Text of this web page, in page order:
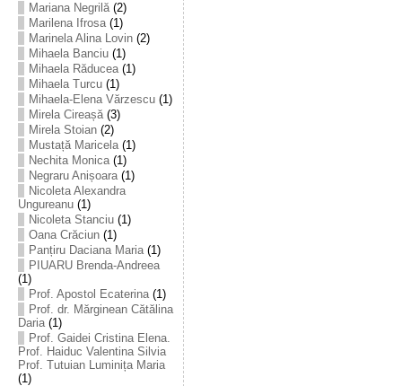
Mariana Negrilă(2)
Marilena Ifrosa(1)
Marinela Alina Lovin(2)
Mihaela Banciu(1)
Mihaela Răducea(1)
Mihaela Turcu(1)
Mihaela-Elena Vărzescu(1)
Mirela Cireașă(3)
Mirela Stoian(2)
Mustață Maricela(1)
Nechita Monica(1)
Negraru Anișoara(1)
Nicoleta Alexandra
Ungureanu(1)
Nicoleta Stanciu(1)
Oana Crăciun(1)
Panțiru Daciana Maria(1)
PIUARU Brenda-Andreea
(1)
Prof. Apostol Ecaterina(1)
Prof. dr. Mărginean Cătălina
Daria(1)
Prof. Gaidei Cristina Elena.
Prof. Haiduc Valentina Silvia
Prof. Tutuian Luminița Maria
(1)